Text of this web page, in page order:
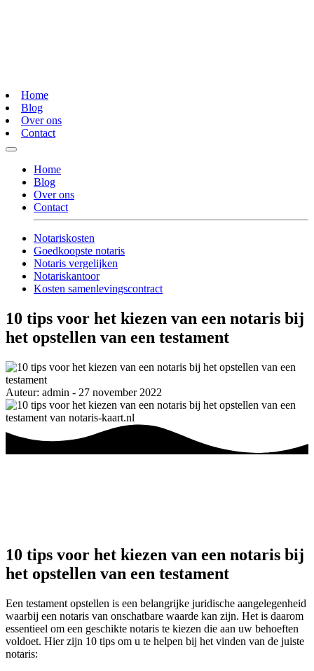
Home
Blog
Over ons
Contact
Home
Blog
Over ons
Contact
Notariskosten
Goedkoopste notaris
Notaris vergelijken
Notariskantoor
Kosten samenlevingscontract
10 tips voor het kiezen van een notaris bij
het opstellen van een testament
Auteur: admin - 27 november 2022
10 tips voor het kiezen van een notaris bij
het opstellen van een testament
Een testament opstellen is een belangrijke juridische aangelegenheid
waarbij een notaris van onschatbare waarde kan zijn. Het is daarom
essentieel om een geschikte notaris te kiezen die aan uw behoeften
voldoet. Hier zijn 10 tips om u te helpen bij het vinden van de juiste
notaris: